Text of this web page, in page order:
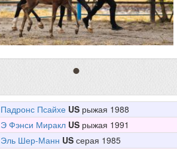
Падронс Псайхе US рыжая 1988
Э Фэнси Миракл US рыжая 1991
Эль Шер-Манн US серая 1985